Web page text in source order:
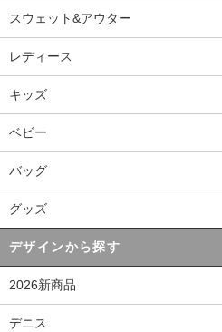
スウェット&アウター
レディース
キッズ
ベビー
バッグ
グッズ
デザインから探す
2026新商品
デニス